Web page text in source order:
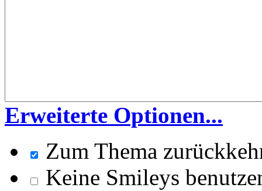
Erweiterte Optionen...
Zum Thema
Keine Smileys